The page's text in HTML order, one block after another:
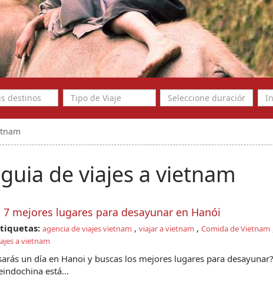
guia de viajes a vietnam
7 mejores lugares para desayunar en Hanói
agencia de viajes vietnam , viajar a vietnam , Comida de Vietnam
a vietnam
un día en Hanoi y buscas los mejores lugares para
está...